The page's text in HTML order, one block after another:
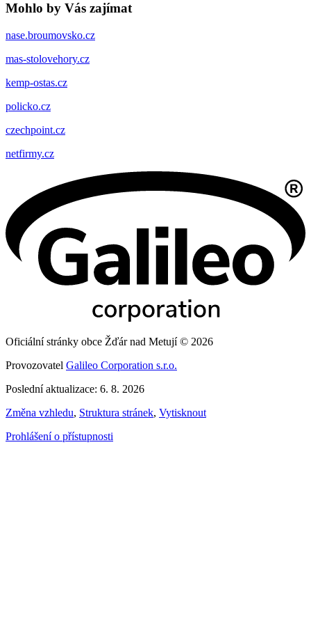
Mohlo by Vás zajímat
nase.broumovsko.cz
mas-stolovehory.cz
kemp-ostas.cz
policko.cz
czechpoint.cz
netfirmy.cz
Oficiální stránky obce Žďár nad Metují © 2026
Provozovatel Galileo Corporation s.r.o.
Poslední aktualizace: 6. 8. 2026
Změna vzhledu, Struktura stránek, Vytisknout
Prohlášení o přístupnosti